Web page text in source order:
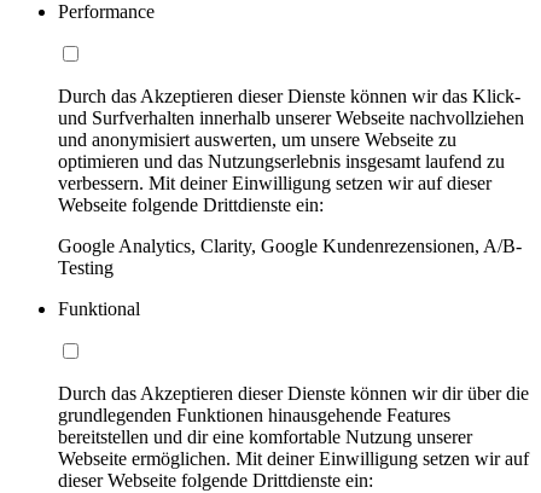
Performance
Durch das Akzeptieren dieser Dienste können wir das Klick-
und Surfverhalten innerhalb unserer Webseite nachvollziehen
und anonymisiert auswerten, um unsere Webseite zu
optimieren und das Nutzungserlebnis insgesamt laufend zu
verbessern. Mit deiner Einwilligung setzen wir auf dieser
Webseite folgende Drittdienste ein:
Google Analytics, Clarity, Google Kundenrezensionen, A/B-
Testing
Funktional
Durch das Akzeptieren dieser Dienste können wir dir über die
grundlegenden Funktionen hinausgehende Features
bereitstellen und dir eine komfortable Nutzung unserer
Webseite ermöglichen. Mit deiner Einwilligung setzen wir auf
dieser Webseite folgende Drittdienste ein: